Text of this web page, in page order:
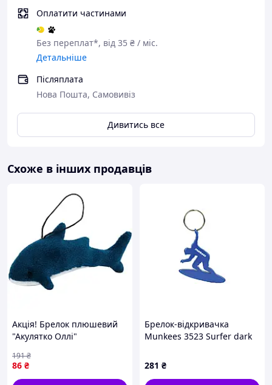
Оплатити частинами
Без переплат*, від 35 ₴ / міс.
Детальніше
Післяплата
Нова Пошта, Самовивіз
Дивитись все
Схоже в інших продавців
Акція! Брелок плюшевий
"Акулятко Оллі"
бірюзовий - За кращою
ціною!
86 ₴
191₴
Брелок-відкривачка
Munkees 3523 Surfer dark
281 ₴